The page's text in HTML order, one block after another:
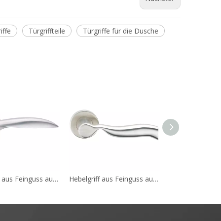
Türgriffteile Türgriffe für die Dusche
Hebelgriff aus Feinguss aus Edelstahl 304, europäische Norm A142 Hebelgriff aus Feinguss aus Edelstahl 304, europäische Norm A141